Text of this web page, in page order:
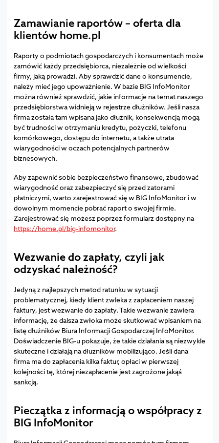
Zamawianie raportów – oferta dla
klientów home.pl
Raporty o podmiotach gospodarczych i konsumentach może
zamówić każdy przedsiębiorca, niezależnie od wielkości
firmy, jaką prowadzi. Aby sprawdzić dane o konsumencie,
należy mieć jego upoważnienie. W bazie BIG InfoMonitor
można również sprawdzić, jakie informacje na temat naszego
przedsiębiorstwa widnieją w rejestrze dłużników. Jeśli nasza
firma została tam wpisana jako dłużnik, konsekwencją mogą
być trudności w otrzymaniu kredytu, pożyczki, telefonu
komórkowego, dostępu do internetu, a także utrata
wiarygodności w oczach potencjalnych partnerów
biznesowych.
Aby zapewnić sobie bezpieczeństwo finansowe, zbudować
wiarygodność oraz zabezpieczyć się przed zatorami
płatniczymi, warto zarejestrować się w BIG InfoMonitor i w
dowolnym momencie pobrać raport o swojej firmie.
Zarejestrować się możesz poprzez formularz dostępny na
https://home.pl/big-infomonitor.
Wezwanie do zapłaty, czyli jak
odzyskać należność?
Jedyną z najlepszych metod ratunku w sytuacji
problematycznej, kiedy klient zwleka z zapłaceniem naszej
faktury, jest wezwanie do zapłaty. Takie wezwanie zawiera
informację, że dalsza zwłoka może skutkować wpisaniem na
listę dłużników Biura Informacji Gospodarczej InfoMonitor.
Doświadczenie BIG-u pokazuje, że takie działania są niezwykle
skuteczne i działają na dłużników mobilizująco. Jeśli dana
firma ma do zapłacenia kilka faktur, opłaci w pierwszej
kolejności tę, której niezapłacenie jest zagrożone jakąś
sankcją.
Pieczątka z informacją o współpracy z
BIG InfoMonitor